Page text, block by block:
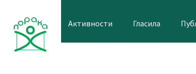
content
Активности Гласила